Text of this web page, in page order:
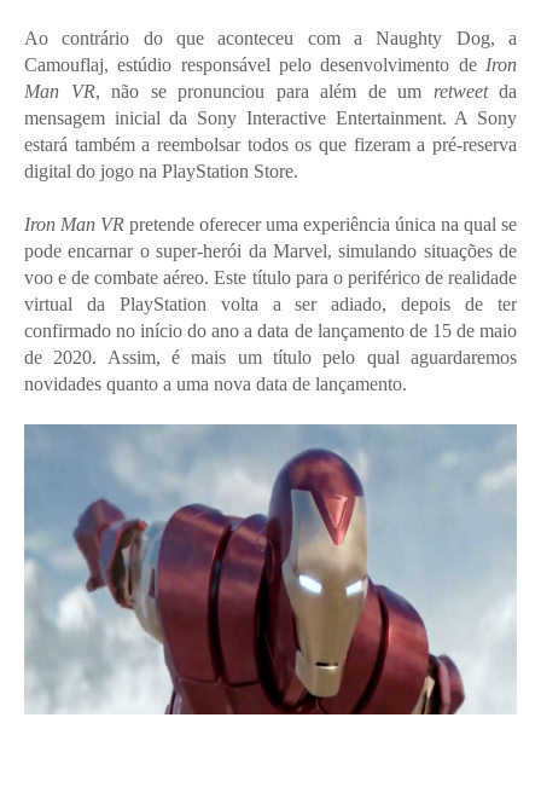
Ao contrário do que aconteceu com a Naughty Dog, a
Camouflaj, estúdio responsável pelo desenvolvimento de Iron
Man VR, não se pronunciou para além de um retweetda
mensagem inicial da Sony Interactive Entertainment. A Sony
estará também a reembolsar todos os que fizeram a pré-reserva
digital do jogo na PlayStation Store.
Iron Man VR pretende oferecer uma experiência única na qual se
pode encarnar o super-herói da Marvel, simulando situações de
voo e de combate aéreo. Este título para o periférico de realidade
virtual da PlayStation volta a ser adiado, depois de ter
confirmado no início do ano a data de lançamento de 15 de maio
de 2020. Assim, é mais um título pelo qual aguardaremos
novidades quanto a uma nova data de lançamento.